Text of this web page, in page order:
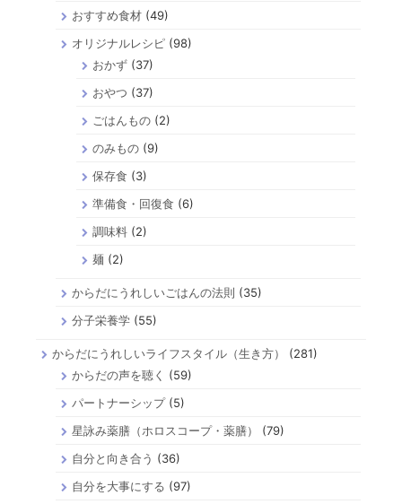
おすすめ食材 (49)
オリジナルレシピ (98)
おかず(37)
おやつ (37)
ごはんもの(2)
のみもの(9)
保存食 (3)
準備食・回復食 (6)
調味料(2)
麺 (2)
からだにうれしいごはんの法則 (35)
分子栄養学 (55)
からだにうれしいライフスタイル（生き方）
(281)
からだの声を聴く
(59)
パートナーシップ(5)
星詠み薬膳（ホロスコープ・薬膳）
(79)
自分と向き合う (36)
自分を大事にする (97)